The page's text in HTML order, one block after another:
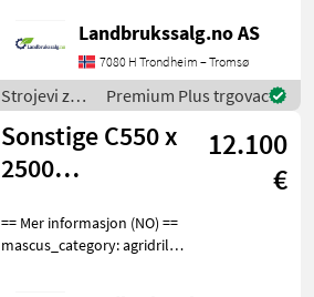
Please provide reference
number upon request: 8782
See en.landbrukssalg.
Landbrukssalg.no AS
7080 H Trondheim – Tromsø
Strojevi za
vinogradarstvo
/ Sonstige
Premium Plus trgovac
Sonstige C550 x
2500
12.100
€
== Mer informasjon (NO) ==
mascus_category: agridrills